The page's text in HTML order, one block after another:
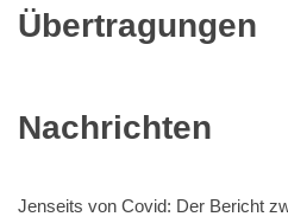
Übertragungen
Nachrichten
Jenseits von Covid: Der Bericht